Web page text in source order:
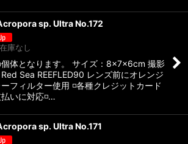
sp. Ultra No.172
庫なし
体となります。 サイズ：8×7×6cm 撮影
Sea REEFLED90 レンズ前にオレンジ
フィルター使用 ◽️各種クレジットカード
いに対応◽️…
sp. Ultra No.171